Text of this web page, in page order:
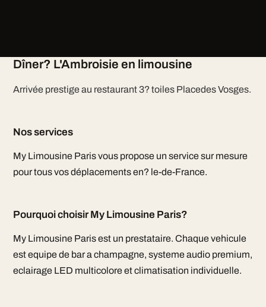
Dîner? L'Ambroisie en limousine
Arrivée prestige au restaurant 3? toiles Placedes Vosges.
Nos services
My Limousine Paris vous propose un service sur mesure
pour tous vos déplacements en? le-de-France.
Pourquoi choisir My Limousine Paris?
My Limousine Paris est un prestataire. Chaque vehicule
est equipe de bar a champagne, systeme audio premium,
eclairage LED multicolore et climatisation individuelle.